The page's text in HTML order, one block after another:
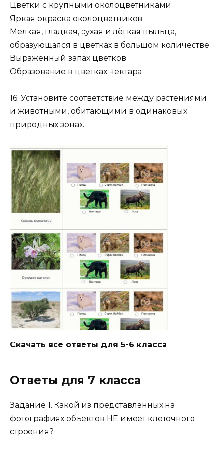
Цветки с крупными околоцветниками
Яркая окраска околоцветников
Мелкая, гладкая, сухая и лёгкая пыльца,
образующаяся в цветках в большом количестве
Выраженный запах цветков
Образование в цветках нектара
16. Установите соответствие между растениями
и животными, обитающими в одинаковых
природных зонах.
Скачать все ответы для 5-6 класса
Ответы для 7 класса
Задание 1. Какой из представленных на
фотографиях объектов НЕ имеет клеточного
строения?